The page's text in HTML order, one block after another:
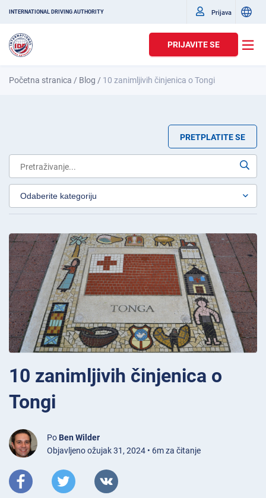
INTERNATIONAL DRIVING AUTHORITY Prijava
PRIJAVITE SE
Početna stranica / Blog / 10 zanimljivih činjenica o Tongi
PRETPLATITE SE
10 zanimljivih činjenica o
Tongi
Po Ben Wilder
Objavljeno ožujak 31, 2024 • 6m za čitanje